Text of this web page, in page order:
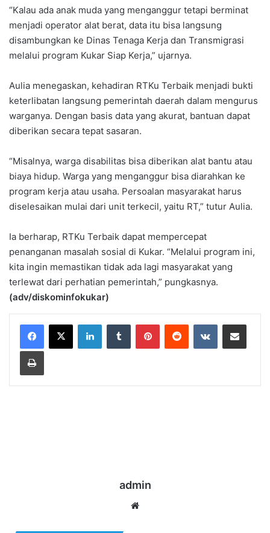
“Kalau ada anak muda yang menganggur tetapi berminat
menjadi operator alat berat, data itu bisa langsung
disambungkan ke Dinas Tenaga Kerja dan Transmigrasi
melalui program Kukar Siap Kerja,” ujarnya.
Aulia menegaskan, kehadiran RTKu Terbaik menjadi bukti
keterlibatan langsung pemerintah daerah dalam mengurus
warganya. Dengan basis data yang akurat, bantuan dapat
diberikan secara tepat sasaran.
“Misalnya, warga disabilitas bisa diberikan alat bantu atau
biaya hidup. Warga yang menganggur bisa diarahkan ke
program kerja atau usaha. Persoalan masyarakat harus
diselesaikan mulai dari unit terkecil, yaitu RT,” tutur Aulia.
Ia berharap, RTKu Terbaik dapat mempercepat
penanganan masalah sosial di Kukar. “Melalui program ini,
kita ingin memastikan tidak ada lagi masyarakat yang
terlewat dari perhatian pemerintah,” pungkasnya.
(adv/diskominfokukar)
LinkedInTumblr PinterestReddit VKontakteShare via Email
Print
admin